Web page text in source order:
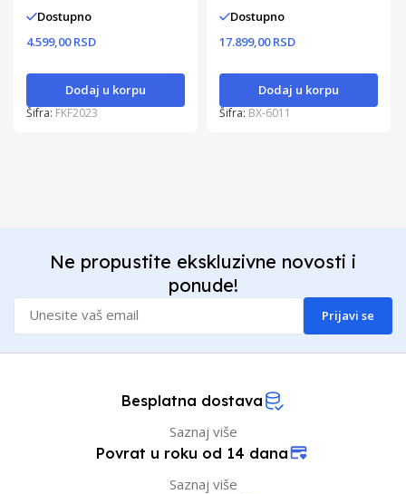
Dostupno
4.599,00 RSD
Dodaj u korpu
Šifra: FKF2023
Dostupno
17.899,00 RSD
Dodaj u korpu
Šifra: BX-6011
Ne propustite ekskluzivne novosti i
ponude!
Prijavi se
Besplatna dostava
Saznaj više
Povrat u roku od 14 dana
Saznaj više